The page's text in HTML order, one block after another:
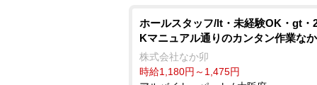
ホールスタッフ/lt・未経験OK・gt・
Kマニュアル通りのカンタン作業な
株式会社なか卯
時給1,180円～1,475円